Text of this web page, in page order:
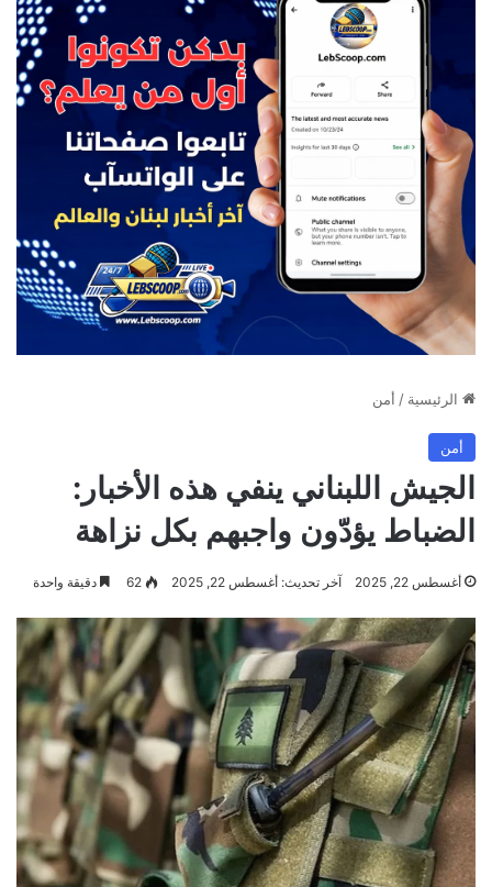
الرئيسية / أمن
أمن
الجيش اللبناني ينفي هذه الأخبار:
الضباط يؤدّون واجبهم بكل نزاهة
أغسطس 22, 2025 آخر تحديث: أغسطس 22, 2025 62 دقيقة واحدة